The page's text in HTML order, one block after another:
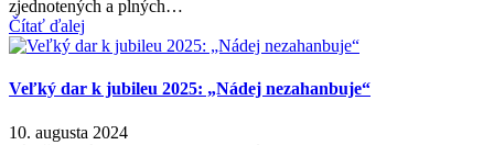
zjednotených a plných…
Čítať ďalej
Veľký dar k jubileu 2025: „Nádej nezahanbuje“
10. augusta 2024